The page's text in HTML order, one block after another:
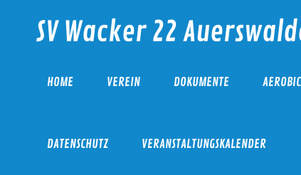
contentSV Wacker 22
HOME VEREIN DOKUMENTE AEROBIC
DATENSCHUTZ VERANSTALTUNGSKALENDER